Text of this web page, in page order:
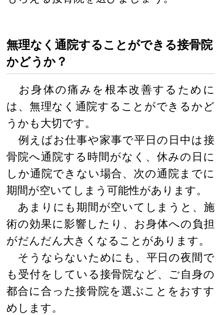
無理なく通院することができる接骨院
かどうか？
お身体の痛みを根本改善するために
は、無理なく通院することができるかど
うかも大切です。
例えばお仕事や家事で平日の日中は接
骨院へ通院する時間がなく、休みの日に
しか通院できない場合、次の通院までに
期間が空いてしまう可能性があります。
あまりにも期間が空いてしまうと、施
術の効果に影響したり、お身体への負担
がだんだん大きくなることがあります。
そうならないためにも、平日の夜間で
も受付をしている接骨院など、ご自身の
都合に合った接骨院を選ぶことをおすす
めします。